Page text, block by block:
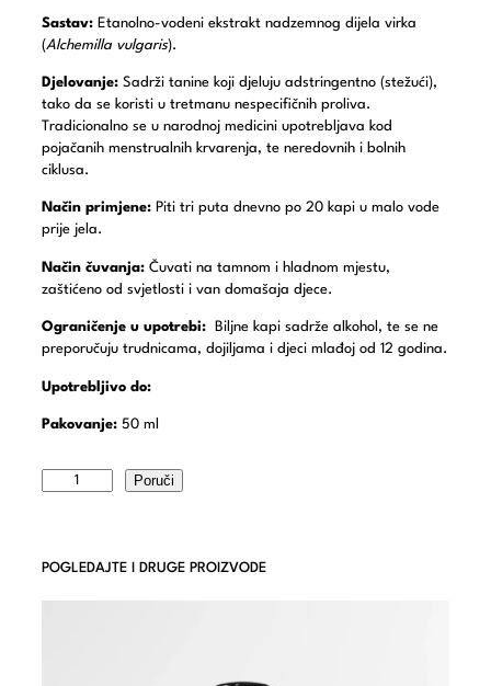
Sastav: Etanolno-vodeni ekstrakt nadzemnog dijela virka
(Alchemilla vulgaris).
Djelovanje: Sadrži tanine koji djeluju adstringentno (stežući),
tako da se koristi u tretmanu nespecifičnih proliva.
Tradicionalno se u narodnoj medicini upotrebljava kod
pojačanih menstrualnih krvarenja, te neredovnih i bolnih
ciklusa.
Način primjene: Piti tri puta dnevno po 20 kapi u malo vode
prije jela.
Način čuvanja: Čuvati na tamnom i hladnom mjestu,
zaštićeno od svjetlosti i van domašaja djece.
Ograničenje u upotrebi:
Biljne kapi sadrže alkohol, te se ne
preporučuju trudnicama, dojiljama i djeci mlađoj od 12 godina.
Upotrebljivo do:
Pakovanje: 50 ml
Poruči
POGLEDAJTE I DRUGE PROIZVODE